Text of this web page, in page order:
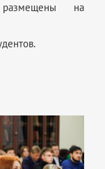
размещены на